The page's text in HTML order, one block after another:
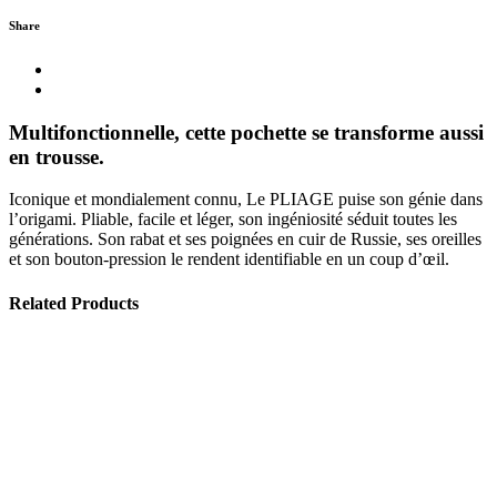
Share
Multifonctionnelle, cette pochette se transforme aussi
en trousse.
Iconique et mondialement connu, Le PLIAGE puise son génie dans
l’origami. Pliable, facile et léger, son ingéniosité séduit toutes les
générations. Son rabat et ses poignées en cuir de Russie, ses oreilles
et son bouton-pression le rendent identifiable en un coup d’œil.
Related Products